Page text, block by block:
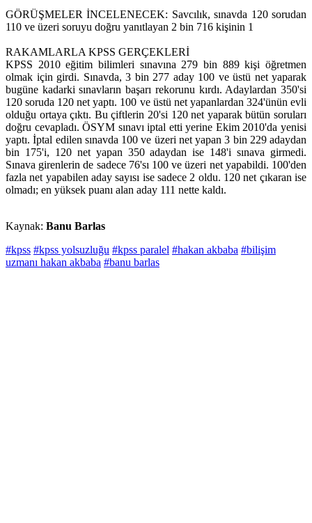
GÖRÜŞMELER İNCELENECEK: Savcılık, sınavda 120 sorudan
110 ve üzeri soruyu doğru yanıtlayan 2 bin 716 kişinin 1
RAKAMLARLA KPSS GERÇEKLERİ
KPSS 2010 eğitim bilimleri sınavına 279 bin 889 kişi öğretmen
olmak için girdi. Sınavda, 3 bin 277 aday 100 ve üstü net yaparak
bugüne kadarki sınavların başarı rekorunu kırdı. Adaylardan 350'si
120 soruda 120 net yaptı. 100 ve üstü net yapanlardan 324'ünün evli
olduğu ortaya çıktı. Bu çiftlerin 20'si 120 net yaparak bütün soruları
doğru cevapladı. ÖSYM sınavı iptal etti yerine Ekim 2010'da yenisi
yaptı. İptal edilen sınavda 100 ve üzeri net yapan 3 bin 229 adaydan
bin 175'i, 120 net yapan 350 adaydan ise 148'i sınava girmedi.
Sınava girenlerin de sadece 76'sı 100 ve üzeri net yapabildi. 100'den
fazla net yapabilen aday sayısı ise sadece 2 oldu. 120 net çıkaran ise
olmadı; en yüksek puanı alan aday 111 nette kaldı.
Kaynak: Banu Barlas
#kpss #kpss yolsuzluğu #kpss paralel #hakan akbaba #bilişim
uzmanı hakan akbaba #banu barlas